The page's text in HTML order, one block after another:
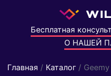
Бесплатная
О НАШЕЙ
Главная / Каталог / Geemy